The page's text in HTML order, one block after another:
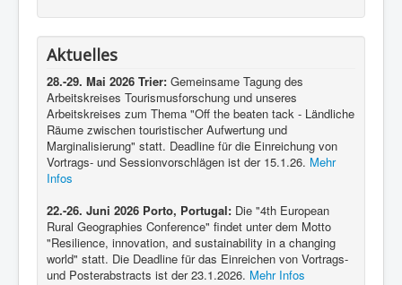
Aktuelles
28.-29. Mai 2026 Trier: Gemeinsame Tagung des
Arbeitskreises Tourismusforschung und unseres
Arbeitskreises zum Thema "Off the beaten tack - Ländliche
Räume zwischen touristischer Aufwertung und
Marginalisierung" statt. Deadline für die Einreichung von
Vortrags- und Sessionvorschlägen ist der 15.1.26. Mehr
Infos
22.-26. Juni 2026 Porto, Portugal: Die "4th European
Rural Geographies Conference" findet unter dem Motto
"Resilience, innovation, and sustainability in a changing
world" statt. Die Deadline für das Einreichen von Vortrags-
und Posterabstracts ist der 23.1.2026. Mehr Infos